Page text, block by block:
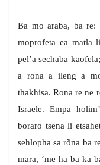
Ba mo araba, ba re:
moprofeta ea matla
pel’a sechaba
a rona a ileng a
thakhisa. Rona re ne
Israele. Empa
boraro tsena li
sehlopha sa rõna ba
mara, ‘me ha ba ka